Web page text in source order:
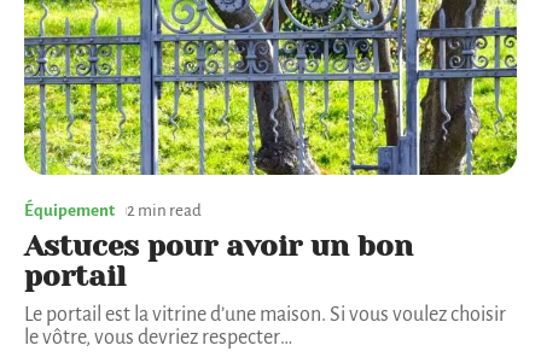
Équipement 2 min read
Astuces pour avoir un bon
portail
Le portail est la vitrine d’une maison. Si vous voulez choisir
le vôtre, vous devriez respecter…